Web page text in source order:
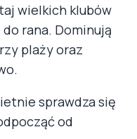
wielkich klubów
rana. Dominują
plaży oraz
sprawdza się
od